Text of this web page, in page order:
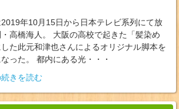
2019年10月15日から日本テレビ系列にて放
高橋海人。 大阪の高校で起きた「髪染め
た此元和津也さんによるオリジナル脚本を
った。 都内にある光・・・
続きを読む